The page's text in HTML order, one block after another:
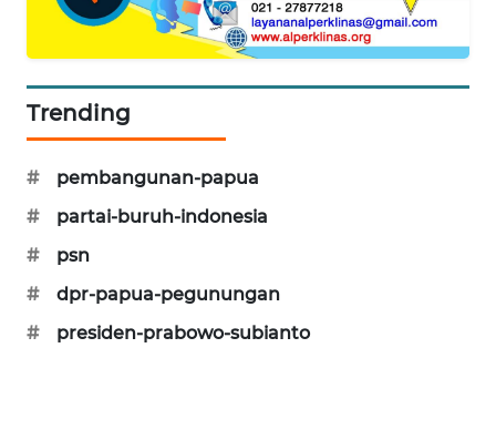
Trending
#
pembangunan-papua
#
partai-buruh-indonesia
#
psn
#
dpr-papua-pegunungan
#
presiden-prabowo-subianto
BERKAT
BERAMPU